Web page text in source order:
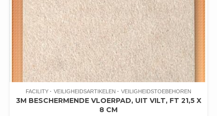
FACILITY VEILIGHEIDSARTIKELEN VEILIGHEIDSTOEBEHOREN
3M BESCHERMENDE VLOERPAD, UIT VILT, FT 21,5 X
8 CM